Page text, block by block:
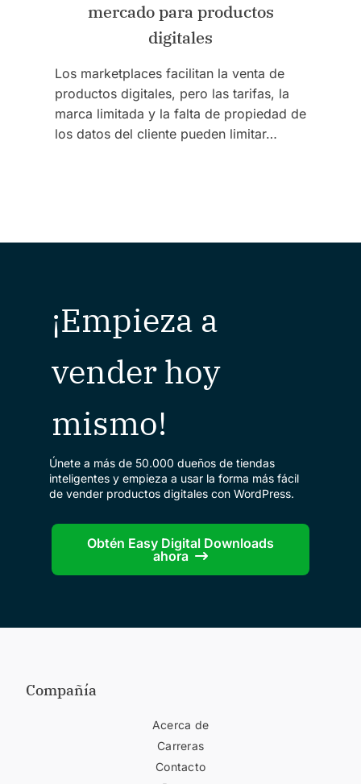
mercado para productos
digitales
Los marketplaces facilitan la venta de
productos digitales, pero las tarifas, la
marca limitada y la falta de propiedad de
los datos del cliente pueden limitar…
¡Empieza a
vender hoy
mismo!
Únete a más de 50.000 dueños de tiendas
inteligentes y empieza a usar la forma más fácil
de vender productos digitales con WordPress.
Obtén Easy Digital Downloads
ahora
Compañía
Acerca de
Carreras
Contacto